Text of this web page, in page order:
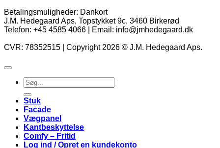
Betalingsmuligheder: Dankort
J.M. Hedegaard Aps, Topstykket 9c, 3460 Birkerød
Telefon: +45 4585 4066 | Email: info@jmhedegaard.dk
CVR: 78352515 | Copyright 2026 © J.M. Hedegaard Aps.
Søg
efter:
Stuk
Facade
Vægpanel
Kantbeskyttelse
Comfy – Fritid
Log ind / Opret en kundekonto